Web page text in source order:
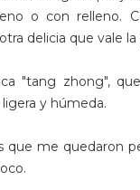
o con relleno.
delicia que vale la
"tang zhong",
y húmeda.
que me quedaron